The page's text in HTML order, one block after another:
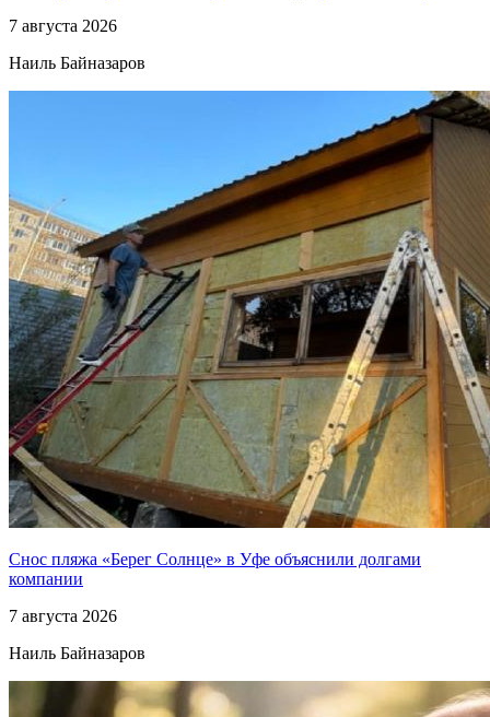
7 августа 2026
Наиль Байназаров
Снос пляжа «Берег Солнце» в Уфе объяснили долгами
компании
7 августа 2026
Наиль Байназаров